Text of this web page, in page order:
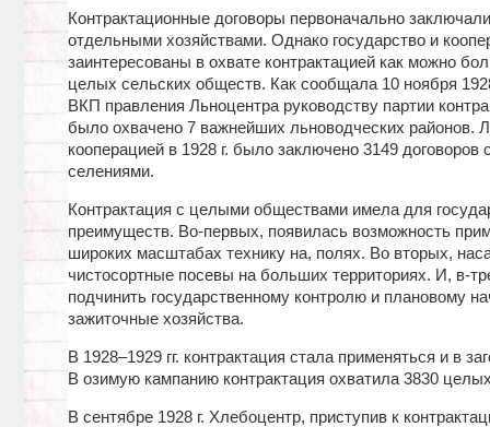
Контрактационные договоры первоначально
отдельными хозяйствами. Однако государство и
заинтересованы в охвате контрактацией как можно
целых сельских обществ. Как сообщала 10 ноября
ВКП правления Льноцентра руководству партии
было охвачено 7 важнейших льноводческих районов.
кооперацией в 1928 г. было заключено 3149 договоров
селениями.
Контрактация с целыми обществами имела для
преимуществ. Во-первых, появилась возможность
широких масштабах технику на, полях. Во вторых,
чистосортные посевы на больших территориях. И, в-
подчинить государственному контролю и плановому
зажиточные хозяйства.
В 1928–1929 гг. контрактация стала применяться и в
В озимую кампанию контрактация охватила 3830
В сентябре 1928 г. Хлебоцентр, приступив к